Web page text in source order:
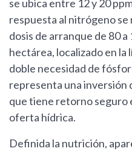
se ubica entre 12 y 20
respuesta al nitrógeno
dosis de arranque de 80
hectárea, localizado en la
doble necesidad de
representa una inversión
que tiene retorno seguro
oferta hídrica.
Definida la nutrición,